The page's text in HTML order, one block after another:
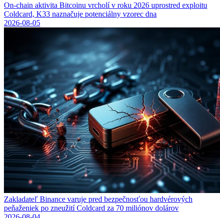
On-chain aktivita Bitcoinu vrcholí v roku 2026 uprostred exploitu
Coldcard, K33 naznačuje potenciálny vzorec dna
2026-08-05
Zakladateľ Binance varuje pred bezpečnosťou hardvérových
peňaženiek po zneužití Coldcard za 70 miliónov dolárov